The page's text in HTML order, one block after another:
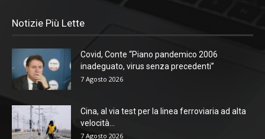
Notizie Più Lette
Covid, Conte “Piano pandemico 2006
inadeguato, virus senza precedenti”
7 Agosto 2026
Cina, al via test per la linea ferroviaria ad alta
velocità...
7 Agosto 2026